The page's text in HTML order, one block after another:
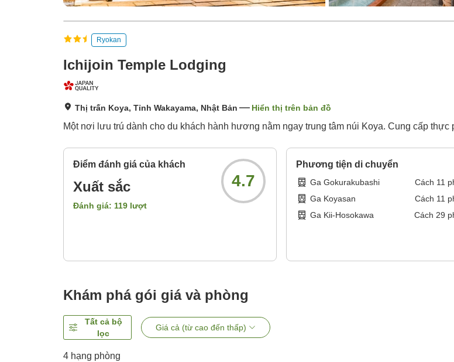
Ryokan
Ichijoin Temple Lodging
Thị trấn Koya, Tỉnh Wakayama, Nhật Bản Hiển thị trên bản đồ
Một nơi lưu trú dành cho du khách hành hương nằm ngay trung tâm núi Koya. Cung cấp
Điểm đánh giá của khách
Xuất sắc
Đánh giá: 119 lượt
4.7
Phương tiện di chuyển
Ga Gokurakubashi Cách 11
Ga Koyasan
Cách 11
Ga Kii-Hosokawa
Cách 29
Khám phá gói giá và phòng
Tất cả bộ
lọc
Giá cả (từ cao đến thấp)
4 hạng phòng